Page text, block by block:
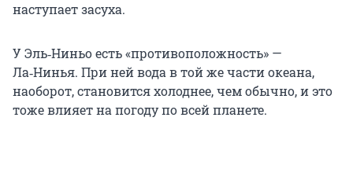
наступает засуха.
У Эль‑Ниньо есть «противоположность» —
Ла‑Нинья. При ней вода в той же части океана,
наоборот, становится холоднее, чем обычно, и это
тоже влияет на погоду по всей планете.